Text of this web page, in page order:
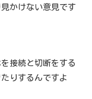
かけない意見です
接続と切断をする
りするんですよ